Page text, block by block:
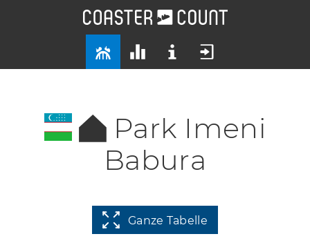
Park Imeni
Babura
Ganze Tabelle